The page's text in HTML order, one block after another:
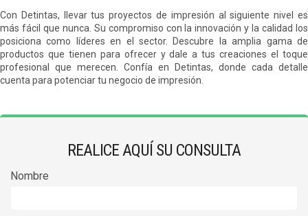
Con Detintas, llevar tus proyectos de impresión al siguiente nivel es
más fácil que nunca. Su compromiso con la innovación y la calidad los
posiciona como líderes en el sector. Descubre la amplia gama de
productos que tienen para ofrecer y dale a tus creaciones el toque
profesional que merecen. Confía en Detintas, donde cada detalle
cuenta para potenciar tu negocio de impresión.
REALICE AQUÍ SU CONSULTA
Nombre